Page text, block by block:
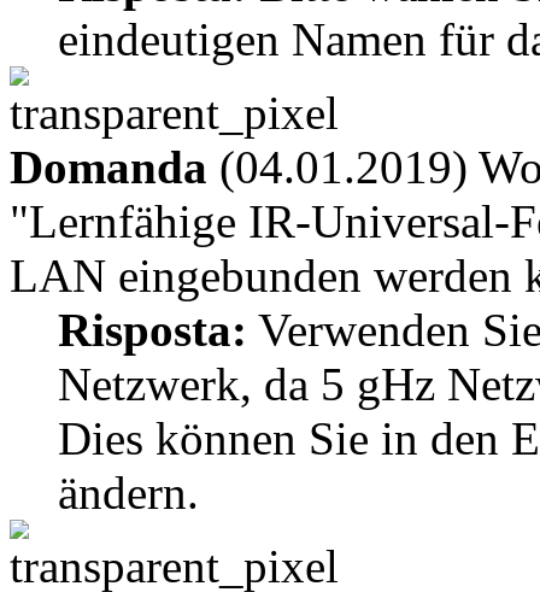
eindeutigen Namen für
Domanda (04.01.2019)
"Lernfähige IR-Universal-
LAN eingebunden werden
Risposta: Verwenden
Netzwerk, da 5 gHz
Dies können Sie in den
ändern.